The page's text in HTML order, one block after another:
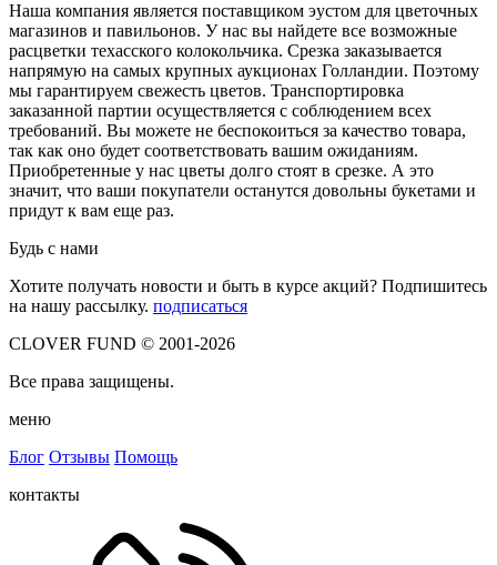
Наша компания является поставщиком эустом для цветочных
магазинов и павильонов. У нас вы найдете все возможные
расцветки техасского колокольчика. Срезка заказывается
напрямую на самых крупных аукционах Голландии. Поэтому
мы гарантируем свежесть цветов. Транспортировка
заказанной партии осуществляется с соблюдением всех
требований. Вы можете не беспокоиться за качество товара,
так как оно будет соответствовать вашим ожиданиям.
Приобретенные у нас цветы долго стоят в срезке. А это
значит, что ваши покупатели останутся довольны букетами и
придут к вам еще раз.
Будь с нами
Хотите получать новости и быть в курсе акций? Подпишитесь
на нашу рассылку. подписаться
CLOVER FUND © 2001-2026
Все права защищены.
меню
Блог Отзывы Помощь
контакты